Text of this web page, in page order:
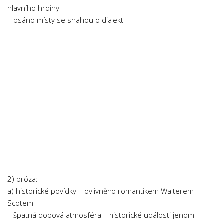
hlavního hrdiny
– psáno místy se snahou o dialekt
2) próza:
a) historické povídky – ovlivněno romantikem Walterem
Scotem
– špatná dobová atmosféra – historické události jenom